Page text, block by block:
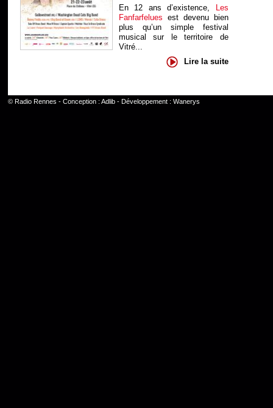
En 12 ans d’existence, Les
Fanfarfelues est devenu bien
plus qu’un simple festival
musical sur le territoire de
Vitré...
Lire la suite
© Radio Rennes - Conception : Adlib- Développement : Wanerys